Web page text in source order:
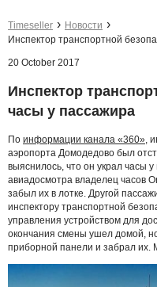
Timeseller
Новости
Инспектор транспортной
20 October 2017
Инспектор
часы у пассажира
По информации канала «360»,
аэропорта Домодедово был
выяснилось, что он украл часы
авиадосмотра владелец часов
забыл их в лотке. Другой
инспектору транспортной
управления устройством для
окончания смены ушел домой,
приборной панели и забрал